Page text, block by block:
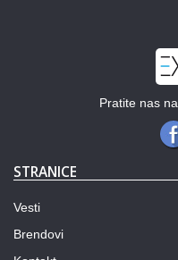
Pratite nas
STRANICE
Vesti
Brendovi